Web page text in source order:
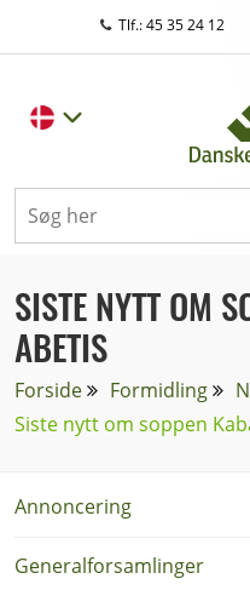
Tlf.: 45 35 24 12
SISTE NYTT OM
ABETIS
Forside Formidling
Siste nytt om soppen
Annoncering
Generalforsamlinger